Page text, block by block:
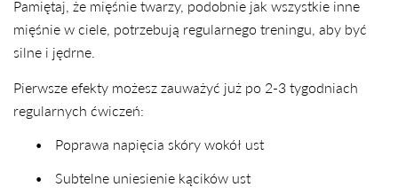
Pamiętaj, że mięśnie twarzy, podobnie jak wszystkie inne
mięśnie w ciele, potrzebują regularnego treningu, aby być
silne i jędrne.
Pierwsze efekty możesz zauważyć już po 2-3 tygodniach
regularnych ćwiczeń:
•
Poprawa napięcia skóry wokół ust
•
Subtelne uniesienie kącików ust
Kopiuj
Facebooku